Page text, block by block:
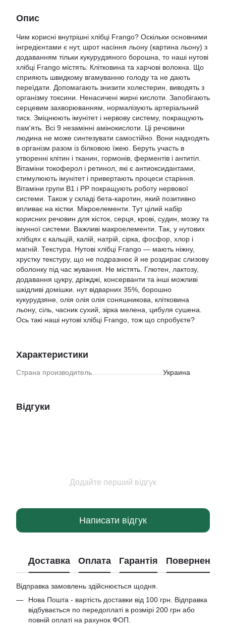
Опис
Чим корисні внутрішні хлібці Frango? Оскільки основними
інгредієнтами є нут, шрот насіння льону (картина льону) з
додаванням тільки кукурудзяного борошна, то наші нутові
хлібці Frango містять: Клітковина та харчові волокна. Що
сприяють швидкому вгамуванню голоду та не дають
переїдати. Допомагають знизити холестерин, виводять з
організму токсини. Ненасичені жирні кислоти. Запобігають
серцевим захворюванням, нормалізують артеріальний
тиск. Зміцнюють імунітет і нервову систему, покращують
пам'ять. Всі 9 незамінні амінокислоти. Ці речовини
людина не може синтезувати самостійно. Вони надходять
в організм разом із білковою їжею. Беруть участь в
утворенні клітин і тканин, гормонів, ферментів і антитіл.
Вітаміни токоферол і ретинол, які є антиоксидантами,
стимулюють імунітет і привертають процеси старіння.
Вітаміни групи В1 і PP покращують роботу нервової
системи. Також у складі бета-каротин, який позитивно
впливає на кістки. Мікроелементи. Тут цілий набір
корисних речовин для кісток, серця, крові, судин, мозку та
імунної системи. Важливі макроелементи. Так, у нутових
хлібцях є кальцій, калій, натрій, сірка, фосфор, хлор і
магній. Текстура. Нутові хлібці Frango — мають ніжну,
хрустку текстуру, що не подразнює й не роздирає слизову
оболонку під час жування. Не містять. Глютен, лактозу,
додавання цукру, дріжджі, консерванти та інші можливі
шкідливі домішки. нут відварних 35%, борошно
кукурудзяне, олія олія олія соняшникова, клітковина
льону, сіль, часник сухий, зірка мелена, цибуля сушена.
Ось такі наші нутові хлібці Frango, тож що спробуєте?
Характеристики
Страна производитель Украина
Відгуки
Додайте перший відгук
Написати відгук
Доставка Оплата Гарантія Повернення
Відправка замовлень здійснюється щодня.
Нова Пошта - вартість доставки від 100 грн. Відправка
відбувається по передоплаті в розмірі 200 грн або
повній оплаті на рахунок ФОП.